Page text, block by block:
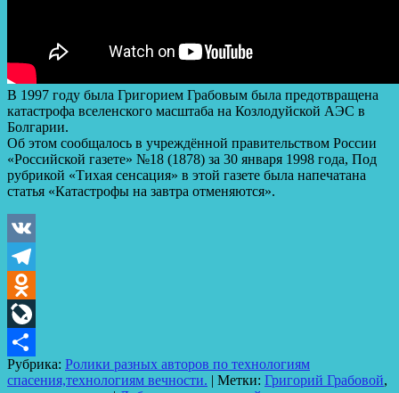
В 1997 году была Григорием Грабовым была предотвращена
катастрофа вселенского масштаба на Козлодуйской АЭС в
Болгарии.
Об этом сообщалось в учреждённой правительством России
«Российской газете» №18 (1878) за 30 января 1998 года, Под
рубрикой «Тихая сенсация» в этой газете была напечатана
статья «Катастрофы на завтра отменяются».
VK
Telegram
Odnoklassniki
LiveJournal
Отправить
Рубрика: Ролики разных авторов по технологиям
спасения,технологиям вечности. | Метки: Григорий Грабовой,